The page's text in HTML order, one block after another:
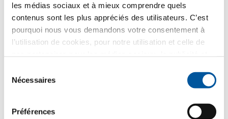
les médias sociaux et à mieux comprendre quels
contenus sont les plus appréciés des utilisateurs. C’est
pourquoi nous vous demandons votre consentement à
l’utilisation de cookies, pour notre utilisation et celle de
ces informations avec d’autres données que vous leur
avez fournies ou qu’ils ont collectées dans le cadre de
Nécessaires
Préférences
Quel thème vous intéresse le plus ?
Fenêtres
Rénovation